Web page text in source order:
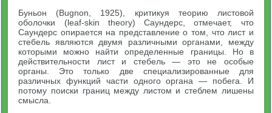
Буньон (Bugnon, 1925), критикуя теорию листовой
оболочки (leaf-skin theory) Саундерс, отмечает, что
Саундерс опирается на представление о том, что лист и
стебель являются двумя различными органами, между
которыми можно найти определенные границы. Но в
действительности лист и стебель — это не особые
органы. Это только две специализированные для
различных функций части одного органа — побега. И
потому поиски границ между листом и стеблем лишены
смысла.